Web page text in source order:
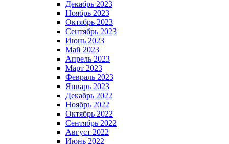
Декабрь 2023
Ноябрь 2023
Октябрь 2023
Сентябрь 2023
Июнь 2023
Май 2023
Апрель 2023
Март 2023
Февраль 2023
Январь 2023
Декабрь 2022
Ноябрь 2022
Октябрь 2022
Сентябрь 2022
Август 2022
Июнь 2022